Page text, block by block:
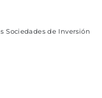
Sociedades de Inversión